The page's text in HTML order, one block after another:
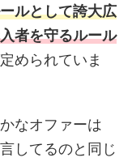
ルとして誇大広
者を守るルール
められていま
なオファーは
してるのと同じ